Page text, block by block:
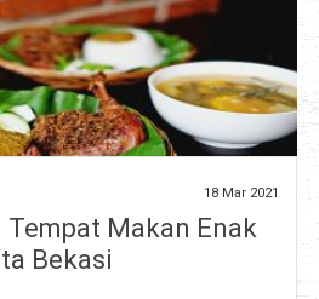
18 Mar 2021
Tempat Makan Enak
Bekasi